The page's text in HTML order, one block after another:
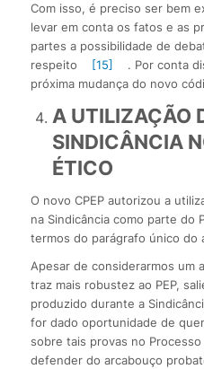
Com isso, é preciso ser bem
levar em conta os fatos e as
partes a possibilidade de
respeito
[15]
. Por conta
próxima mudança do novo
A UTILIZAÇÃO
SINDICÂNCIA
ÉTICO
O novo CPEP autorizou a
na Sindicância como parte do
termos do parágrafo único do
Apesar de considerarmos um
traz mais robustez ao PEP,
produzido durante a
for dado oportunidade de
sobre tais provas no
defender do arcabouço